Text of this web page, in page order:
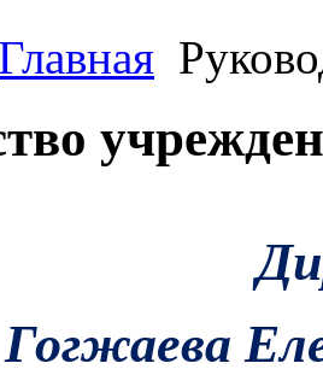
Главная
Гогжаева